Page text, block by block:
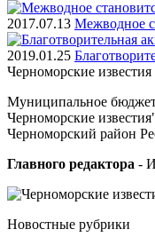
2017.07.13 Межводное
2019.01.25
Черноморские известия
Муниципальное
Черноморские
Черноморский район
Главного редактора -
Новостные рубрики